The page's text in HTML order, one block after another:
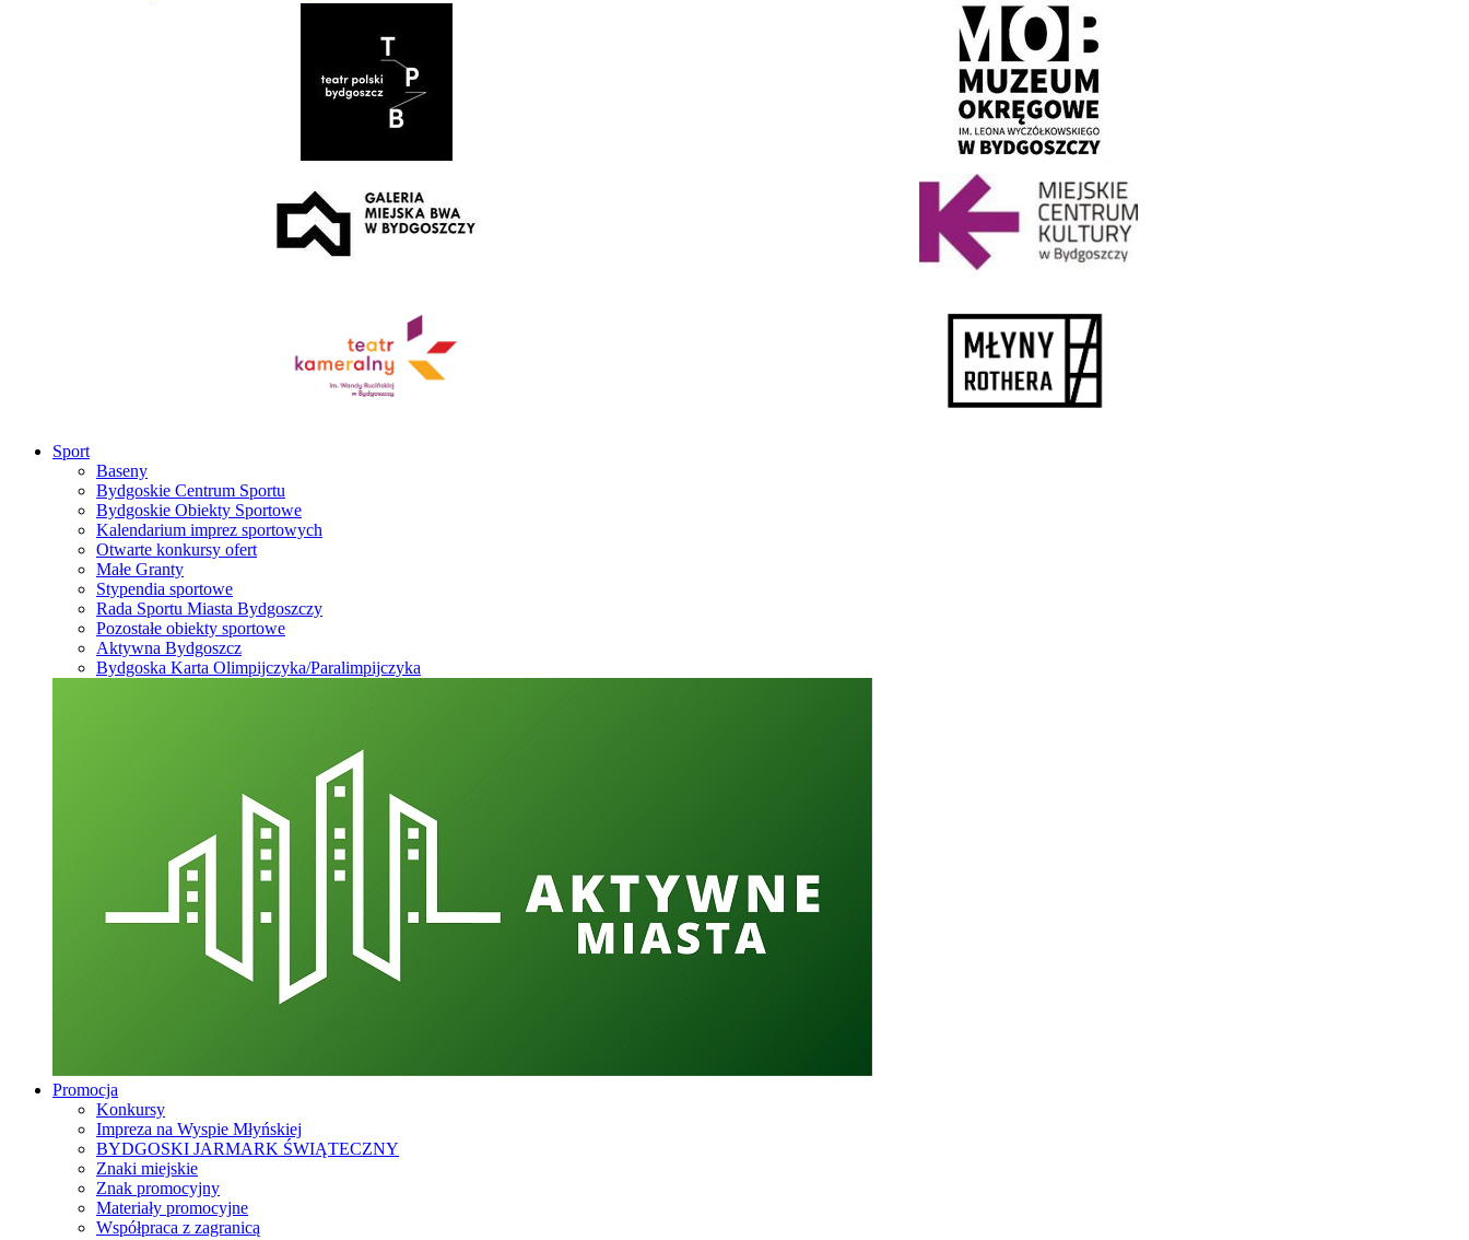
Sport
Baseny
Bydgoskie Centrum Sportu
Bydgoskie Obiekty Sportowe
Kalendarium imprez sportowych
Otwarte konkursy ofert
Małe Granty
Stypendia sportowe
Rada Sportu Miasta Bydgoszczy
Pozostałe obiekty sportowe
Aktywna Bydgoszcz
Bydgoska Karta Olimpijczyka/Paralimpijczyka
Promocja
Konkursy
Impreza na Wyspie Młyńskiej
BYDGOSKI JARMARK ŚWIĄTECZNY
Znaki miejskie
Znak promocyjny
Materiały promocyjne
Współpraca z zagranicą